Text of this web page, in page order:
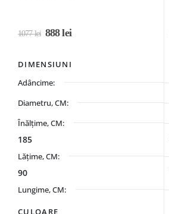
1077lei 888lei
DIMENSIUNI
Adâncime:
Diametru, CM:
Înălțime, CM:
185
Lățime, CM:
90
Lungime, CM:
CULOARE